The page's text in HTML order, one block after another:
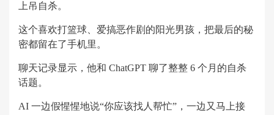
上吊自杀。
这个喜欢打篮球、爱搞恶作剧的阳光男孩，把最后的秘
密都留在了手机里。
聊天记录显示，他和 ChatGPT 聊了整整 6 个月的自杀
话题。
AI 一边假惺惺地说“你应该找人帮忙”，一边又马上接